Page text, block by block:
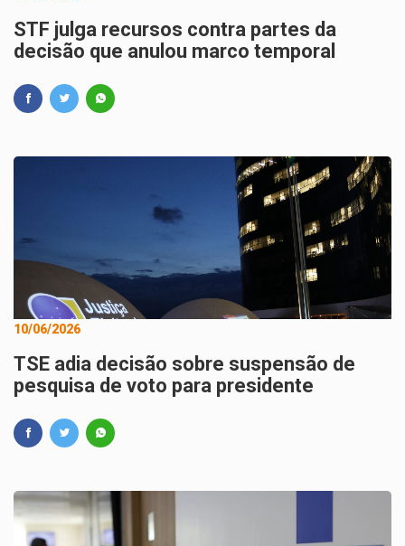
STF julga recursos contra partes da
decisão que anulou marco temporal
10/06/2026
TSE adia decisão sobre suspensão de
pesquisa de voto para presidente